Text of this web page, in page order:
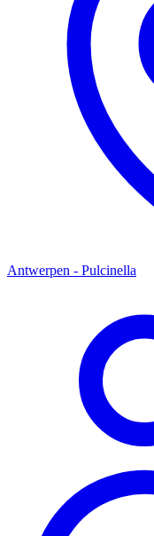
Antwerpen - Pulcinella